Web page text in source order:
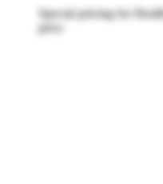
Special pricing for
price